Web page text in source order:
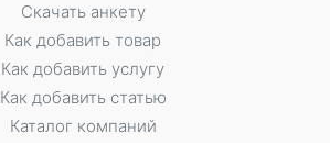
Скачать анкету
Как добавить товар
Как добавить услугу
Как добавить статью
Каталог компаний